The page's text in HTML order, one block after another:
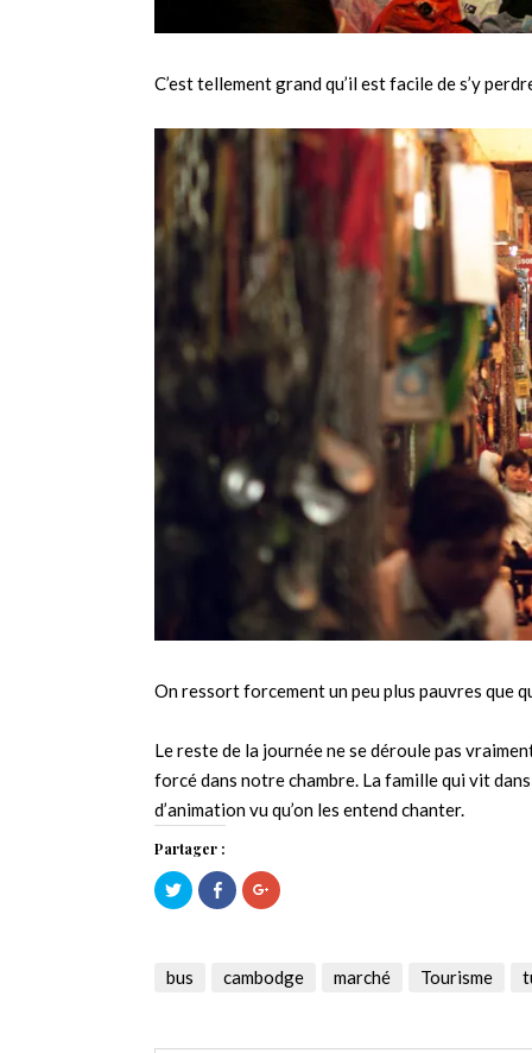
C’est tellement grand qu’il est facile de s’y
On ressort forcement un peu plus pauvres que
Le reste de la journée ne se déroule pas
forcé dans notre chambre. La famille qui vit dans
d’animation vu qu’on les entend chanter.
Partager :
Cliquez
pour
partager
une
nouvelle
Cliquez
pour
partager
une
nouvelle
Cliquez
pour
dans
une
bus cambodge marché Tourisme